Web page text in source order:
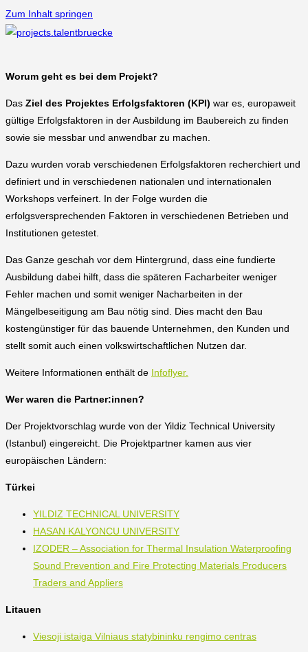
Zum Inhalt springen
Worum geht es bei dem Projekt?
Das Ziel des Projektes Erfolgsfaktoren (KPI) war es, europaweit
gültige Erfolgsfaktoren in der Ausbildung im Baubereich zu finden
sowie sie messbar und anwendbar zu machen.
Dazu wurden vorab verschiedenen Erfolgsfaktoren recherchiert und
definiert und in verschiedenen nationalen und internationalen
Workshops verfeinert. In der Folge wurden die
erfolgsversprechenden Faktoren in verschiedenen Betrieben und
Institutionen getestet.
Das Ganze geschah vor dem Hintergrund, dass eine fundierte
Ausbildung dabei hilft, dass die späteren Facharbeiter weniger
Fehler machen und somit weniger Nacharbeiten in der
Mängelbeseitigung am Bau nötig sind. Dies macht den Bau
kostengünstiger für das bauende Unternehmen, den Kunden und
stellt somit auch einen volkswirtschaftlichen Nutzen dar.
Weitere Informationen enthält de Infoflyer.
Wer waren die Partner:innen?
Der Projektvorschlag wurde von der Yildiz Technical University
(Istanbul) eingereicht. Die Projektpartner kamen aus vier
europäischen Ländern:
Türkei
YILDIZ TECHNICAL UNIVERSITY
HASAN KALYONCU UNIVERSITY
IZODER – Association for Thermal Insulation Waterproofing
Sound Prevention and Fire Protecting Materials Producers
Traders and Appliers
Litauen
Viesoji istaiga Vilniaus statybininku rengimo centras